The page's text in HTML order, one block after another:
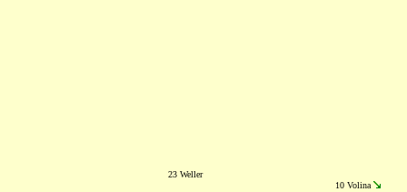
23 Weller
10 Volina